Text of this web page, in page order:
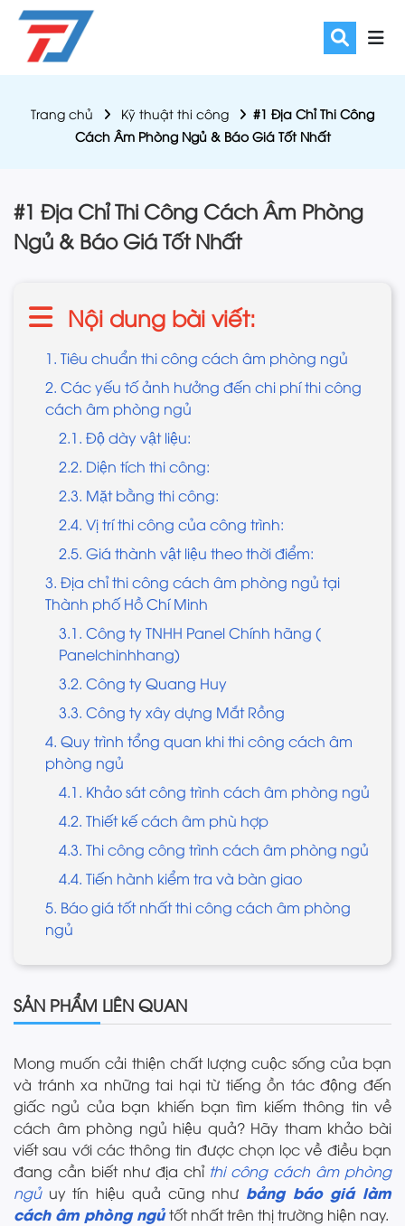
Trang chủ Kỹ thuật thi công
​​​​​​​#1 Địa Chỉ Thi Công
Cách Âm Phòng Ngủ & Báo Giá Tốt Nhất
​​​​​​​#1 Địa Chỉ Thi Công Cách Âm Phòng
Ngủ & Báo Giá Tốt Nhất
Nội dung bài viết:
1. Tiêu chuẩn thi công cách âm phòng ngủ
2. Các yếu tố ảnh hưởng đến chi phí thi công
cách âm phòng ngủ
2.1. Độ dày vật liệu:
2.2. Diện tích thi công:
2.3. Mặt bằng thi công:
2.4. Vị trí thi công của công trình:
2.5. Giá thành vật liệu theo thời điểm:
3. Địa chỉ thi công cách âm phòng ngủ tại
Thành phố Hồ Chí Minh
3.1. Công ty TNHH Panel Chính hãng (
Panelchinhhang)
3.2. Công ty Quang Huy
3.3. Công ty xây dựng Mắt Rồng
4. Quy trình tổng quan khi thi công cách âm
phòng ngủ
4.1. Khảo sát công trình cách âm phòng ngủ
4.2. Thiết kế cách âm phù hợp
4.3. Thi công công trình cách âm phòng ngủ
4.4. Tiến hành kiểm tra và bàn giao
5. Báo giá tốt nhất thi công cách âm phòng
ngủ
SẢN PHẨM LIÊN QUAN
Mong muốn cải thiện chất lượng cuộc sống của bạn
và tránh xa những tai hại từ tiếng ồn tác động đến
giấc ngủ của bạn khiến bạn tìm kiếm thông tin về
cách âm phòng ngủ hiệu quả? Hãy tham khảo bài
viết sau với các thông tin được chọn lọc về điều bạn
đang cần biết như địa chỉ thi công cách âm phòng
ngủuy tín hiệu quả cũng như bảng báo giá làm
cách âm phòng ngủtốt nhất trên thị trường hiện nay.